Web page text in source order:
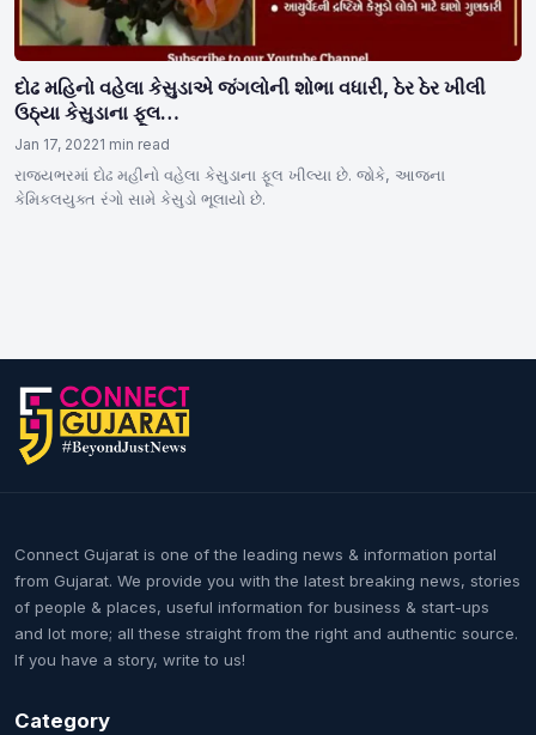
દોઢ મહિનો વહેલા કેસુડાએ જંગલોની શોભા વધારી, ઠેર ઠેર ખીલી
ઉઠ્યા કેસુડાના ફૂલ…
Jan 17, 20221 min read
રાજ્યભરમાં દોઢ મહીનો વહેલા કેસુડાના ફૂલ ખીલ્યા છે. જોકે, આજના
કેમિકલયુક્ત રંગો સામે કેસુડો ભૂલાયો છે.
Connect Gujarat is one of the leading news & information portal
from Gujarat. We provide you with the latest breaking news, stories
of people & places, useful information for business & start-ups
and lot more; all these straight from the right and authentic source.
If you have a story, write to us!
Category